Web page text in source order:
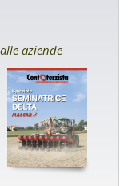
aziende